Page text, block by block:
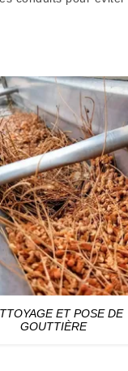
ET POSE DE
GOUTTIÈRE